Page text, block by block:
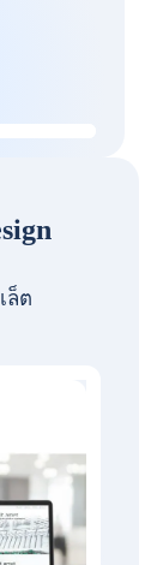
ล็ต